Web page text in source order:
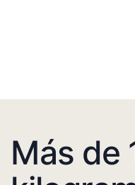
Más de